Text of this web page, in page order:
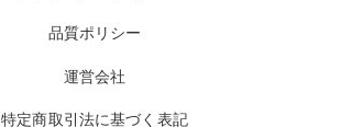
品質ポリシー
運営会社
特定商取引法に基づく表記